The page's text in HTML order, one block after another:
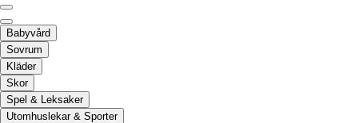
Babyvård
Sovrum
Kläder
Skor
Spel & Leksaker
Utomhuslekar & Sporter